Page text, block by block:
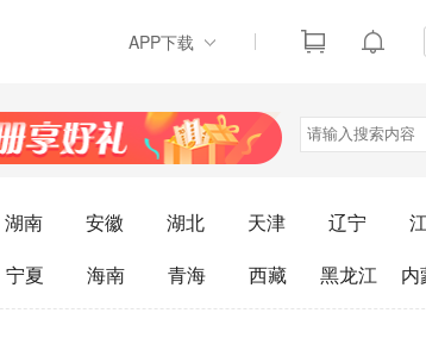
APP下载
湖南 安徽 湖北 天津 辽宁
宁夏 海南 青海 西藏 黑龙江 内